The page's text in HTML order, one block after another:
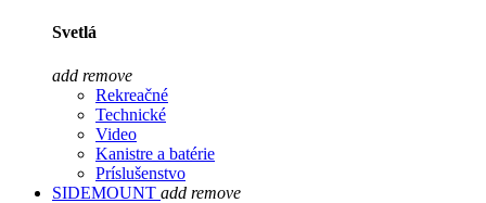
Svetlá
add remove
Rekreačné
Technické
Video
Kanistre a batérie
Príslušenstvo
SIDEMOUNT add remove